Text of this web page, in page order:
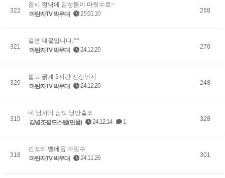
322
잠시 짬낚에 감성돔이 마릿수로~
마탄자TV 박우대
25.01.10 268
321
걸면 대물입니다.^^
마탄자TV 박우대
24.12.20 270
320
짧고 굵게 3시간 선상낚시
마탄자TV 박우대
24.12.20 248
319
네 남자의 남도 낭만출조
김병조필드스텝(민물)
24.12.14 1 328
318
긴꼬리 벵에돔 마릿수
마탄자TV 박우대
24.11.26 301